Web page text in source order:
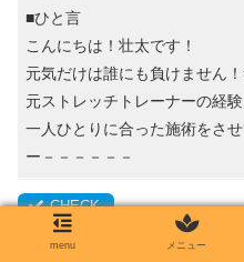
■ひと言
こんにちは！壮太です！
元気だけは誰にも負けません
元ストレッチトレーナーの経
一人ひとりに合った施術をさ
ー－－－－－－
menu メニュー